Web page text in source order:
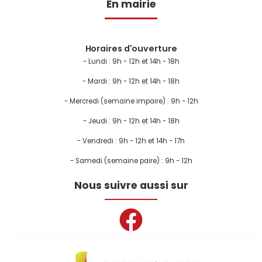
En mairie
Horaires d'ouverture
- Lundi : 9h - 12h et 14h - 18h
- Mardi : 9h - 12h et 14h - 18h
- Mercredi (semaine impaire) : 9h - 12h
- Jeudi : 9h - 12h et 14h - 18h
- Vendredi : 9h - 12h et 14h - 17h
- Samedi (semaine paire) : 9h - 12h
Nous suivre aussi sur